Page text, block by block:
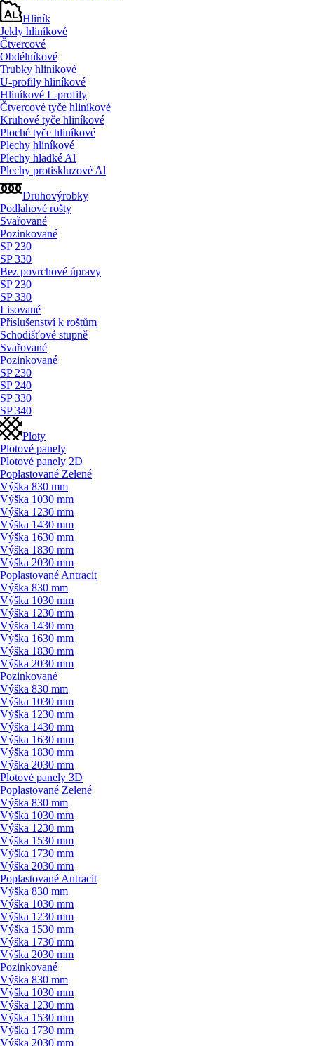
Hliník
Jekly hliníkové
Čtvercové
Obdélníkové
Trubky hliníkové
U-profily hliníkové
Hliníkové L-profily
Čtvercové tyče hliníkové
Kruhové tyče hliníkové
Ploché tyče hliníkové
Plechy hliníkové
Plechy hladké Al
Plechy protiskluzové Al
Druhovýrobky
Podlahové rošty
Svařované
Pozinkované
SP 230
SP 330
Bez povrchové úpravy
SP 230
SP 330
Lisované
Příslušenství k roštům
Schodišťové stupně
Svařované
Pozinkované
SP 230
SP 240
SP 330
SP 340
Ploty
Plotové panely
Plotové panely 2D
Poplastované Zelené
Výška 830 mm
Výška 1030 mm
Výška 1230 mm
Výška 1430 mm
Výška 1630 mm
Výška 1830 mm
Výška 2030 mm
Poplastované Antracit
Výška 830 mm
Výška 1030 mm
Výška 1230 mm
Výška 1430 mm
Výška 1630 mm
Výška 1830 mm
Výška 2030 mm
Pozinkované
Výška 830 mm
Výška 1030 mm
Výška 1230 mm
Výška 1430 mm
Výška 1630 mm
Výška 1830 mm
Výška 2030 mm
Plotové panely 3D
Poplastované Zelené
Výška 830 mm
Výška 1030 mm
Výška 1230 mm
Výška 1530 mm
Výška 1730 mm
Výška 2030 mm
Poplastované Antracit
Výška 830 mm
Výška 1030 mm
Výška 1230 mm
Výška 1530 mm
Výška 1730 mm
Výška 2030 mm
Pozinkované
Výška 830 mm
Výška 1030 mm
Výška 1230 mm
Výška 1530 mm
Výška 1730 mm
Výška 2030 mm